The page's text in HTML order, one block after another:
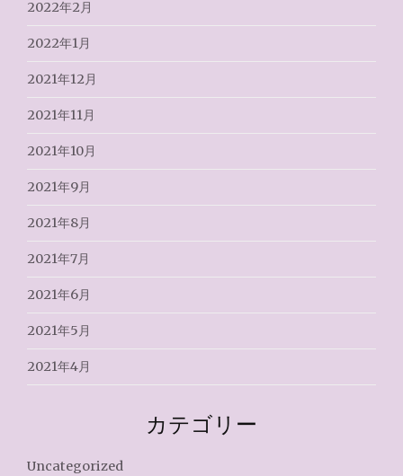
2022年2月
2022年1月
2021年12月
2021年11月
2021年10月
2021年9月
2021年8月
2021年7月
2021年6月
2021年5月
2021年4月
カテゴリー
Uncategorized